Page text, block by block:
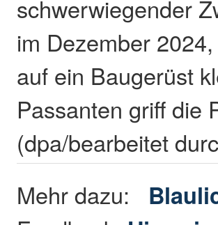
schwerwiegender
im Dezember
auf ein Baugerüst
Passanten griff die
(dpa/bearbeitet
Mehr dazu: